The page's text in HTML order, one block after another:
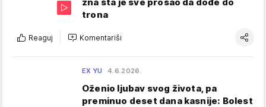
trona
Reaguj Komentariši
EX YU 4.6.2026.
Oženio ljubav svog života, pa
preminuo deset dana kasnije: Bolest